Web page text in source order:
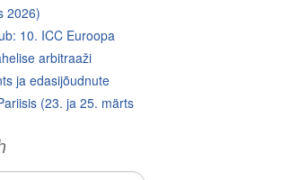
2026)
10. ICC Euroopa
arbitraaži
ja edasijõudnute
(23. ja 25. märts